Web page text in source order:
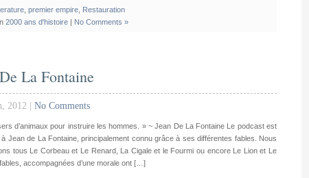
premier empire Restauration
2000 ans d'histoire | No Comments »
La Fontaine
2012 | No Comments
d’animaux pour instruire les hommes. » ~ Jean De La Fontaine Le podcast est
Jean de La Fontaine, principalement connu grâce à ses différentes fables. Nous
tous Le Corbeau et Le Renard, La Cigale et le Fourmi ou encore Le Lion et Le
accompagnées d’une morale ont […]